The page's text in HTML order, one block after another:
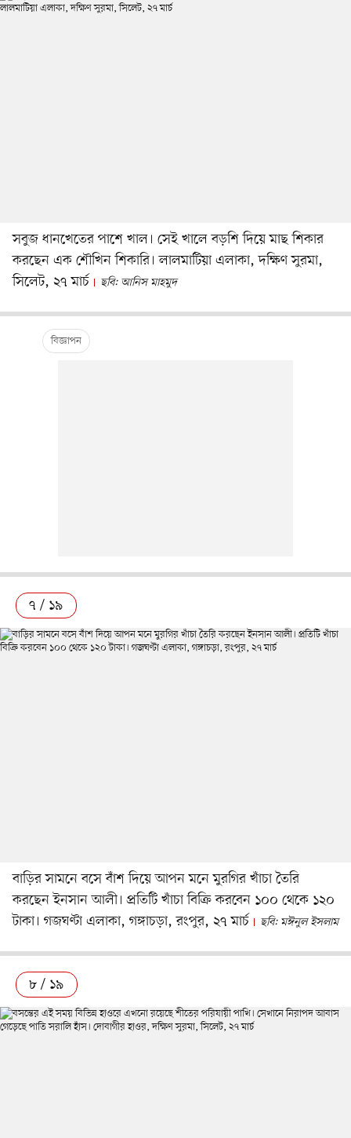
সবুজ ধানখেতের পাশে খাল। সেই খালে বড়শি দিয়ে মাছ শিকার
করছেন এক শৌখিন শিকারি। লালমাটিয়া এলাকা, দক্ষিণ সুরমা,
সিলেট, ২৭ মার্চ
ছবি: আনিস মাহমুদ
৭ / ১৯
বাড়ির সামনে বসে বাঁশ দিয়ে আপন মনে মুরগির খাঁচা তৈরি
করছেন ইনসান আলী। প্রতিটি খাঁচা বিক্রি করবেন ১০০ থেকে ১২০
টাকা। গজঘণ্টা এলাকা, গঙ্গাচড়া, রংপুর, ২৭ মার্চ
ছবি: মঈনুল ইসলাম
৮ / ১৯